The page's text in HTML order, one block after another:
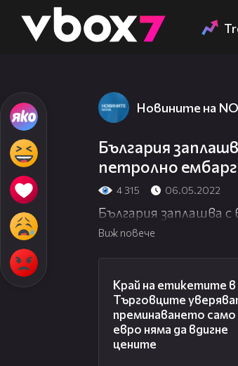
👾
Новините на
България
петролно
4 315 06.05.2022
България заплашва
Виж повече
Край на етикетите в
Търговците
преминаването
евро няма да вдигне
цените